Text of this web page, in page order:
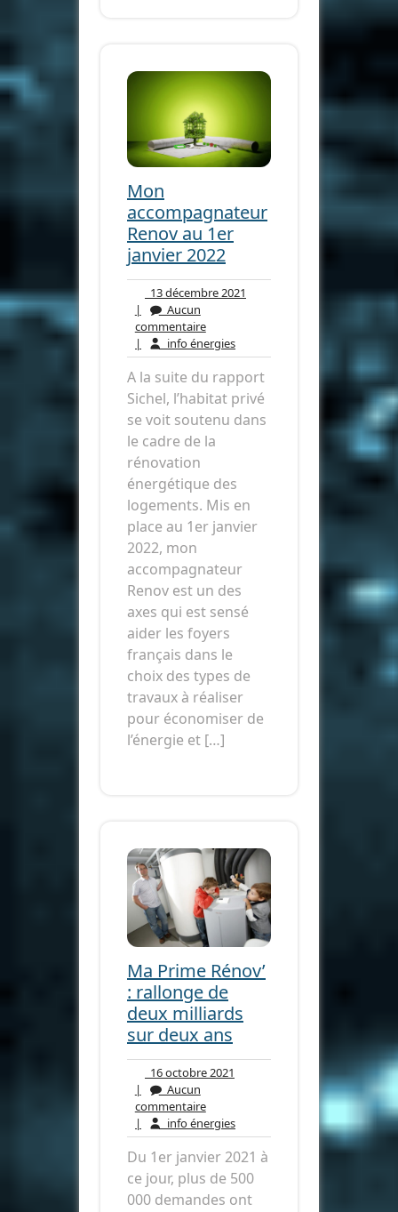
Mon
accompagnateur
Renov au 1er
janvier 2022
13 décembre 2021
|
Aucun
commentaireAucun
commentaire
| info énergiesinfo
énergies
A la suite du rapport
Sichel, l’habitat privé
se voit soutenu dans
le cadre de la
rénovation
énergétique des
logements. Mis en
place au 1er janvier
2022, mon
accompagnateur
Renov est un des
axes qui est sensé
aider les foyers
français dans le
choix des types de
travaux à réaliser
pour économiser de
l’énergie et […]
Ma Prime Rénov’
: rallonge de
deux milliards
sur deux ans
16 octobre 2021
|
Aucun
commentaireAucun
commentaire
| info énergiesinfo
énergies
Du 1er janvier 2021 à
ce jour, plus de 500
000 demandes ont